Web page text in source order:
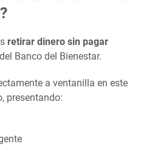
retirar dinero sin pagar
Banco del Bienestar.
a ventanilla en este
presentando: